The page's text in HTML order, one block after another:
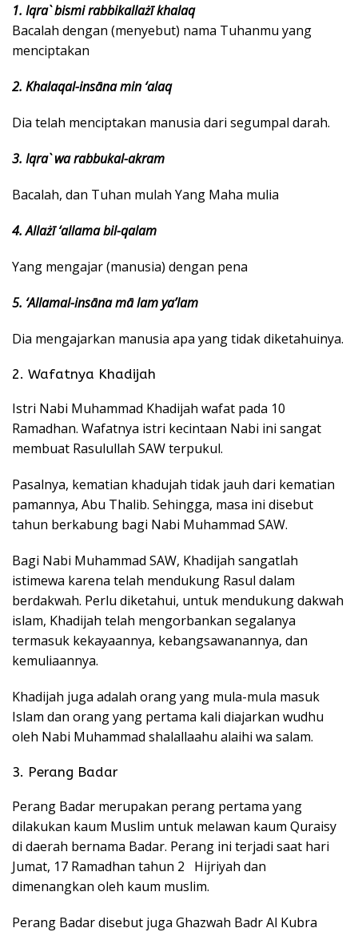
1. Iqra` bismi rabbikallażī khalaq
Bacalah dengan (menyebut) nama Tuhanmu yang
menciptakan
2. Khalaqal-insāna min ‘alaq
Dia telah menciptakan manusia dari segumpal darah.
3. Iqra` wa rabbukal-akram
Bacalah, dan Tuhan mulah Yang Maha mulia
4. Allażī ‘allama bil-qalam
Yang mengajar (manusia) dengan pena
5. ‘Allamal-insāna mā lam ya’lam
Dia mengajarkan manusia apa yang tidak diketahuinya.
2. Wafatnya Khadijah
Istri Nabi Muhammad Khadijah wafat pada 10
Ramadhan. Wafatnya istri kecintaan Nabi ini sangat
membuat Rasulullah SAW terpukul.
Pasalnya, kematian khadujah tidak jauh dari kematian
pamannya, Abu Thalib. Sehingga, masa ini disebut
tahun berkabung bagi Nabi Muhammad SAW.
Bagi Nabi Muhammad SAW, Khadijah sangatlah
istimewa karena telah mendukung Rasul dalam
berdakwah. Perlu diketahui, untuk mendukung dakwah
islam, Khadijah telah mengorbankan segalanya
termasuk kekayaannya, kebangsawanannya, dan
kemuliaannya.
Khadijah juga adalah orang yang mula-mula masuk
Islam dan orang yang pertama kali diajarkan wudhu
oleh Nabi Muhammad shalallaahu alaihi wa salam.
3. Perang Badar
Perang Badar merupakan perang pertama yang
dilakukan kaum Muslim untuk melawan kaum Quraisy
di daerah bernama Badar. Perang ini terjadi saat hari
Jumat, 17 Ramadhan tahun 2 Hijriyah dan
dimenangkan oleh kaum muslim.
Perang Badar disebut juga Ghazwah Badr Al Kubra